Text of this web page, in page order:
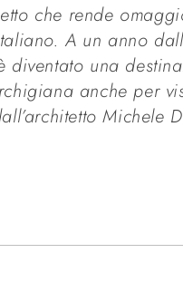
che rende
A un anno
diventato una
anche per
Michele